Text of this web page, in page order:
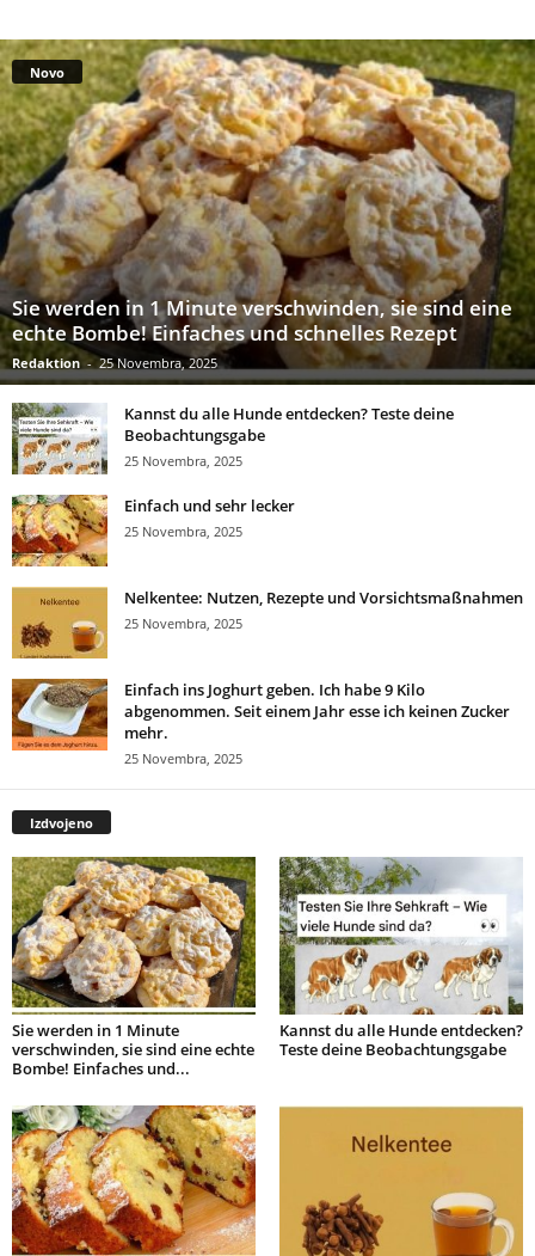
Novo
Sie werden in 1 Minute verschwinden, sie sind eine
echte Bombe! Einfaches und schnelles Rezept
Redaktion - 25 Novembra, 2025
Kannst du alle Hunde entdecken? Teste deine
Beobachtungsgabe
25 Novembra, 2025
Einfach und sehr lecker
25 Novembra, 2025
Nelkentee: Nutzen, Rezepte und Vorsichtsmaßnahmen
25 Novembra, 2025
Einfach ins Joghurt geben. Ich habe 9 Kilo
abgenommen. Seit einem Jahr esse ich keinen Zucker
mehr.
25 Novembra, 2025
Izdvojeno
Sie werden in 1 Minute
verschwinden, sie sind eine echte
Bombe! Einfaches und...
Kannst du alle Hunde entdecken?
Teste deine Beobachtungsgabe